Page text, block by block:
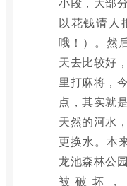
以花钱请人
哦！）。然
天去比较好
里打麻将，
点，其实就
天然的河水
更换水。本
龙池森林公
被破坏